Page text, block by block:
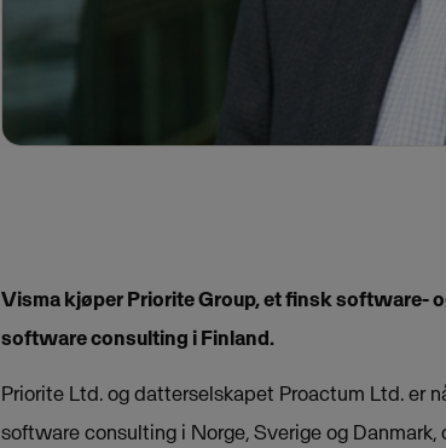
Visma kjøper Priorite Group, et finsk software-
software consulting i Finland.
Priorite Ltd. og datterselskapet Proactum Ltd. er
software consulting i Norge, Sverige og